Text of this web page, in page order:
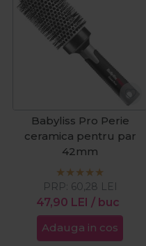
Babyliss Pro Perie
ceramica pentru par
42mm
47,90 LEI / buc
PRP: 60,28 LEI
Adauga in cos